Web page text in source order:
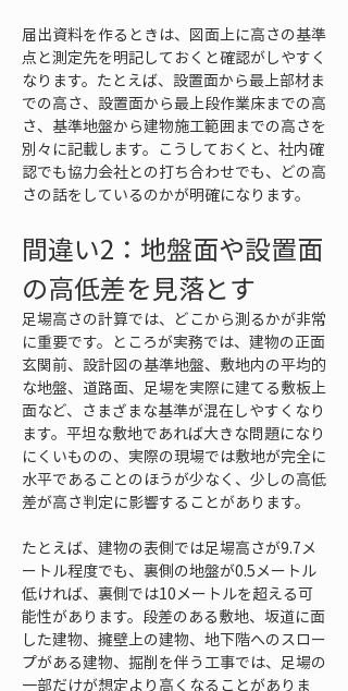
届出資料を作るときは、図面上に高さの基準
点と測定先を明記しておくと確認がしやすく
なります。たとえば、設置面から最上部材ま
での高さ、設置面から最上段作業床までの高
さ、基準地盤から建物施工範囲までの高さを
別々に記載します。こうしておくと、社内確
認でも協力会社との打ち合わせでも、どの高
さの話をしているのかが明確になります。
間違い2：地盤面や設置面
の高低差を見落とす
足場高さの計算では、どこから測るかが非常
に重要です。ところが実務では、建物の正面
玄関前、設計図の基準地盤、敷地内の平均的
な地盤、道路面、足場を実際に建てる敷板上
面など、さまざまな基準が混在しやすくなり
ます。平坦な敷地であれば大きな問題になり
にくいものの、実際の現場では敷地が完全に
水平であることのほうが少なく、少しの高低
差が高さ判定に影響することがあります。
たとえば、建物の表側では足場高さが9.7メ
ートル程度でも、裏側の地盤が0.5メートル
低ければ、裏側では10メートルを超える可
能性があります。段差のある敷地、坂道に面
した建物、擁壁上の建物、地下階へのスロー
プがある建物、掘削を伴う工事では、足場の
一部だけが想定より高くなることがありま